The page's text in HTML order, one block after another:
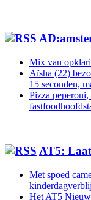
Mix van
Aïsha (22)
15 seconden,
Pizza
AT5:
Met spoed
Het AT5